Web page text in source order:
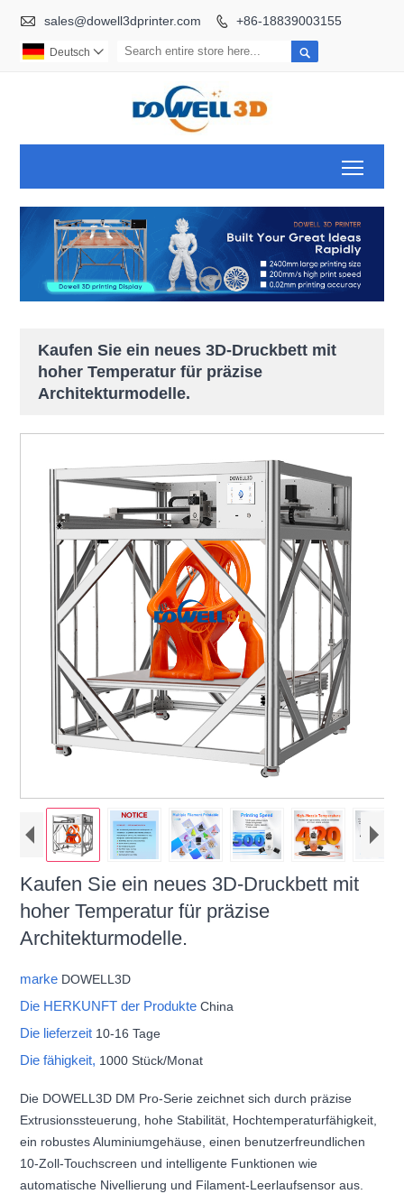
 sales@dowell3dprinter.com  +86-18839003155

Deutsch 
Kaufen Sie ein neues 3D-Druckbett mit
hoher Temperatur für präzise
Architekturmodelle.
Kaufen Sie ein neues 3D-Druckbett mit
hoher Temperatur für präzise
Architekturmodelle.
marke DOWELL3D
Die HERKUNFT der ProdukteChina
Die lieferzeit 10-16 Tage
Die fähigkeit, 1000 Stück/Monat
Die DOWELL3D DM Pro-Serie zeichnet sich durch präzise
Extrusionssteuerung, hohe Stabilität, Hochtemperaturfähigkeit,
ein robustes Aluminiumgehäuse, einen benutzerfreundlichen
10-Zoll-Touchscreen und intelligente Funktionen wie
automatische Nivellierung und Filament-Leerlaufsensor aus.